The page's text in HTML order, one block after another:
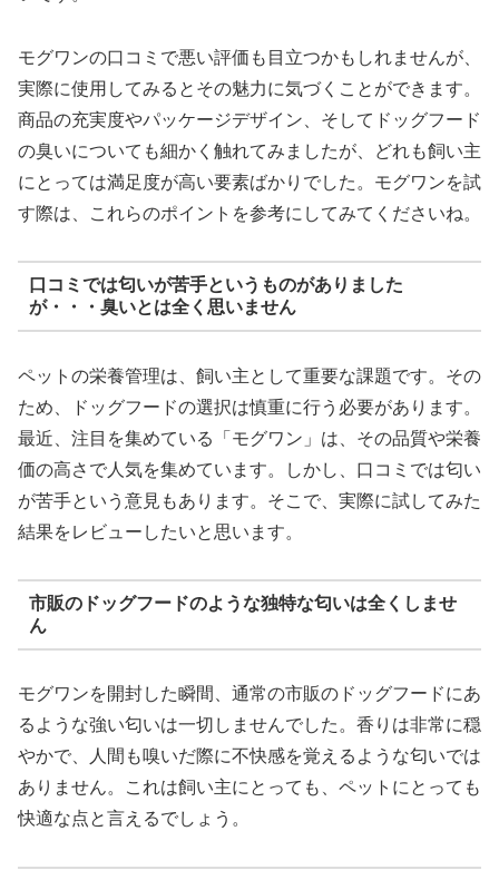
モグワンの口コミで悪い評価も目立つかもしれませんが、
実際に使用してみるとその魅力に気づくことができます。
商品の充実度やパッケージデザイン、そしてドッグフード
の臭いについても細かく触れてみましたが、どれも飼い主
にとっては満足度が高い要素ばかりでした。モグワンを試
す際は、これらのポイントを参考にしてみてくださいね。
口コミでは匂いが苦手というものがありました
が・・・臭いとは全く思いません
ペットの栄養管理は、飼い主として重要な課題です。その
ため、ドッグフードの選択は慎重に行う必要があります。
最近、注目を集めている「モグワン」は、その品質や栄養
価の高さで人気を集めています。しかし、口コミでは匂い
が苦手という意見もあります。そこで、実際に試してみた
結果をレビューしたいと思います。
市販のドッグフードのような独特な匂いは全くしませ
ん
モグワンを開封した瞬間、通常の市販のドッグフードにあ
るような強い匂いは一切しませんでした。香りは非常に穏
やかで、人間も嗅いだ際に不快感を覚えるような匂いでは
ありません。これは飼い主にとっても、ペットにとっても
快適な点と言えるでしょう。